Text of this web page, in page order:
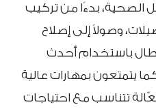
الصحية، بدءًا من تركيب
وصولاً إلى إصلاح
باستخدام أحدث
يتمتعون بمهارات عالية
تتناسب مع احتياجات